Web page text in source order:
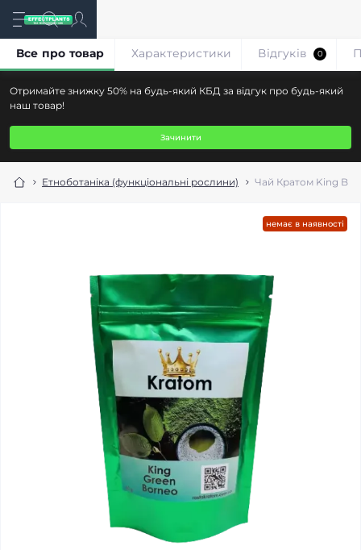
Отримайте знижку 50% на будь-який КБД за відгук про будь-який
наш товар!
Зачинити
Етноботаніка (функціональні рослини) Чай Кратом King
Все про товар Характеристики Відгуків 0
немає в наявності